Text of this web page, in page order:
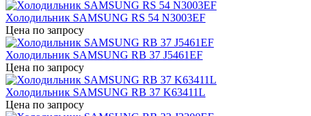
Холодильник SAMSUNG RS 54 N3003EF
Цена по запросу
Холодильник SAMSUNG RB 37 J5461EF
Цена по запросу
Холодильник SAMSUNG RB 37 K63411L
Цена по запросу